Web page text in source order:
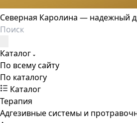
Северная Каролина — надежный
Каталог
По всему сайту
По каталогу
Каталог
Терапия
Адгезивные системы и